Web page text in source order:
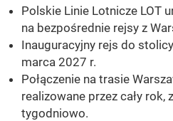
Polskie Linie Lotnicze LOT
na bezpośrednie rejsy z
Inauguracyjny rejs do
marca 2027 r.
Połączenie na trasie
realizowane przez cały
tygodniowo.